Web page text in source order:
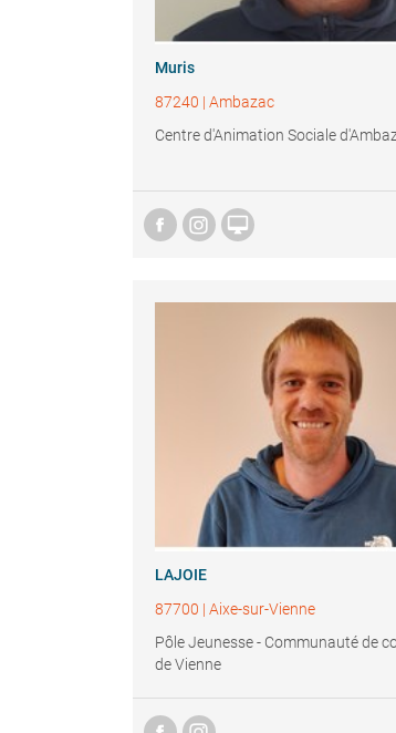
Muris
87240 | Ambazac
Centre d'Animation Sociale

LAJOIE
87700 | Aixe-sur-Vienne
Pôle Jeunesse - Communauté de
de Vienne